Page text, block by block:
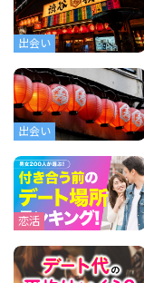
出会い
出会い
恋活